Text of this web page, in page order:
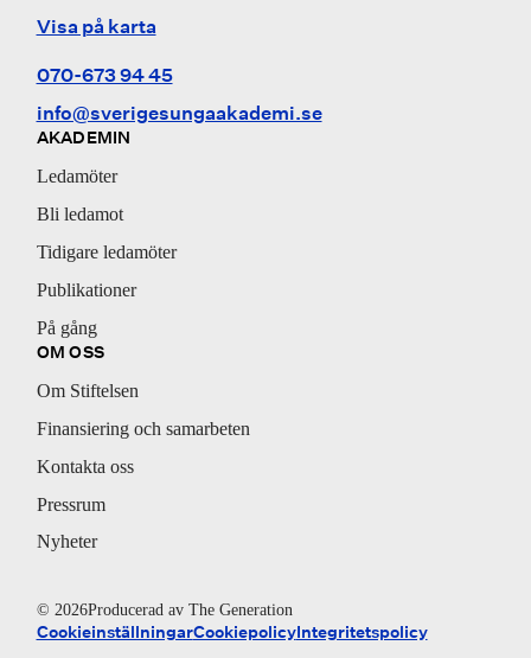
Visa på karta
070-673 94 45
info@sverigesungaakademi.se
AKADEMIN
Ledamöter
Bli ledamot
Tidigare ledamöter
Publikationer
På gång
OM OSS
Om Stiftelsen
Finansiering och samarbeten
Kontakta oss
Pressrum
Nyheter
© 2026Producerad av The Generation
CookieinställningarCookiepolicyIntegritetspolicy